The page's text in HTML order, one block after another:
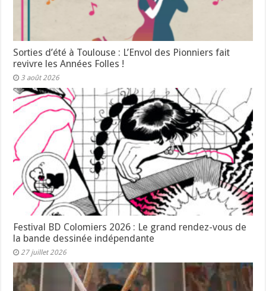
Sorties d’été à Toulouse : L’Envol des Pionniers fait
revivre les Années Folles !
3 août 2026
Festival BD Colomiers 2026 : Le grand rendez-vous de
la bande dessinée indépendante
27 juillet 2026